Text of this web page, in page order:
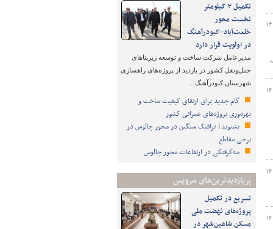
تکمیل ۳ کیلومتر
نخست محور
خلعت‌آباد–کبودرآهنگ
در اولویت قرار دارد
مدیرعامل شرکت ساخت و توسعه زیربناهای
حمل‌ونقل کشور در بازدید از پروژه‌های راهسازی
شهرستان کبودرآهنگ…
گام جدید برای ارتقای کیفیت ساخت و
بهره‌وری پروژه‌های عمرانی کشور
بشنوید| ترافیک سنگین در محور چالوس در
برخی مقاطع
مه‌گرفتگی در ارتفاعات محور چالوس
پربازدیدترین‌های سرویس
تسریع در تکمیل
پروژه‌های نهضت ملی
مسکن شاهین‌شهر در